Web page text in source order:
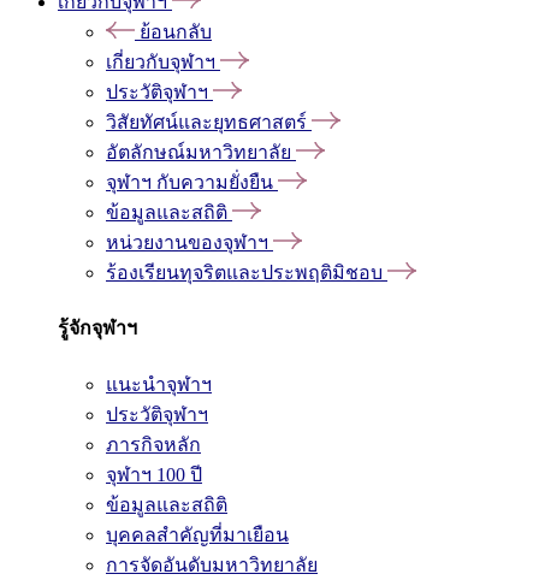
ย้อนกลับ
เกี่ยวกับจุฬาฯ
ประวัติจุฬาฯ
วิสัยทัศน์และยุทธศาสตร์
อัตลักษณ์มหาวิทยาลัย
จุฬาฯ กับความยั่งยืน
ข้อมูลและสถิติ
หน่วยงานของจุฬาฯ
ร้องเรียนทุจริตและประพฤติมิชอบ
รู้จักจุฬาฯ
แนะนำจุฬาฯ
ประวัติจุฬาฯ
ภารกิจหลัก
จุฬาฯ 100 ปี
ข้อมูลและสถิติ
บุคคลสำคัญที่มาเยือน
การจัดอันดับมหาวิทยาลัย